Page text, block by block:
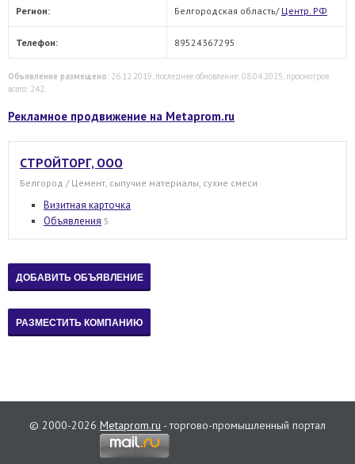
Регион: Белгородская область/ Центр. РФ
Телефон: 89524367295
Объявление размещено: 26.12.2019, последнее обновление: 08.04.2025, просмотров
всего: 242.
Рекламное продвижение на Metaprom.ru
СТРОЙТОРГ, ООО
Белгород / Цемент, сыпучие материалы, сухие смеси
Визитная карточка
Объявления 5
© 2000-2026 Metaprom.ru - торгово-промышленный портал